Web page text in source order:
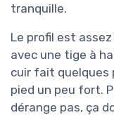
tranquille.
Le profil est
avec une tige à
cuir fait quelques
pied un peu fort.
dérange pas, ça